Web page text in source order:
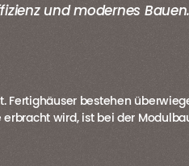
und modernes Bauen.
bestehen
erbracht wird, ist bei der